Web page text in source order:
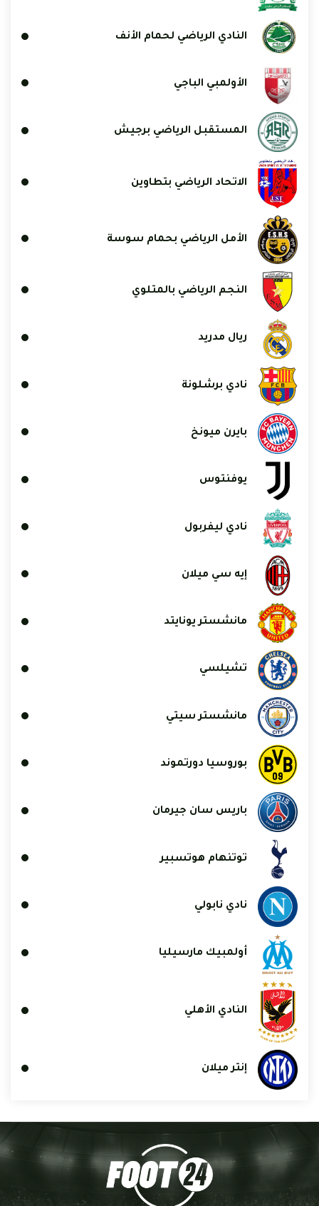
النادي الرياضي لحمام الأنف
الأولمبي الباجي
المستقبل الرياضي برجيش
الاتحاد الرياضي بتطاوين
الأمل الرياضي بحمام سوسة
النجم الرياضي بالمتلوي
ريال مدريد
نادي برشلونة
بايرن ميونخ
يوفنتوس
نادي ليفربول
إيه سي ميلان
مانشستر يونايتد
تشيلسي
مانشستر سيتي
بوروسيا دورتموند
باريس سان جيرمان
توتنهام هوتسبير
نادي نابولي
أولمبيك مارسيليا
النادي الأهلي
إنتر ميلان